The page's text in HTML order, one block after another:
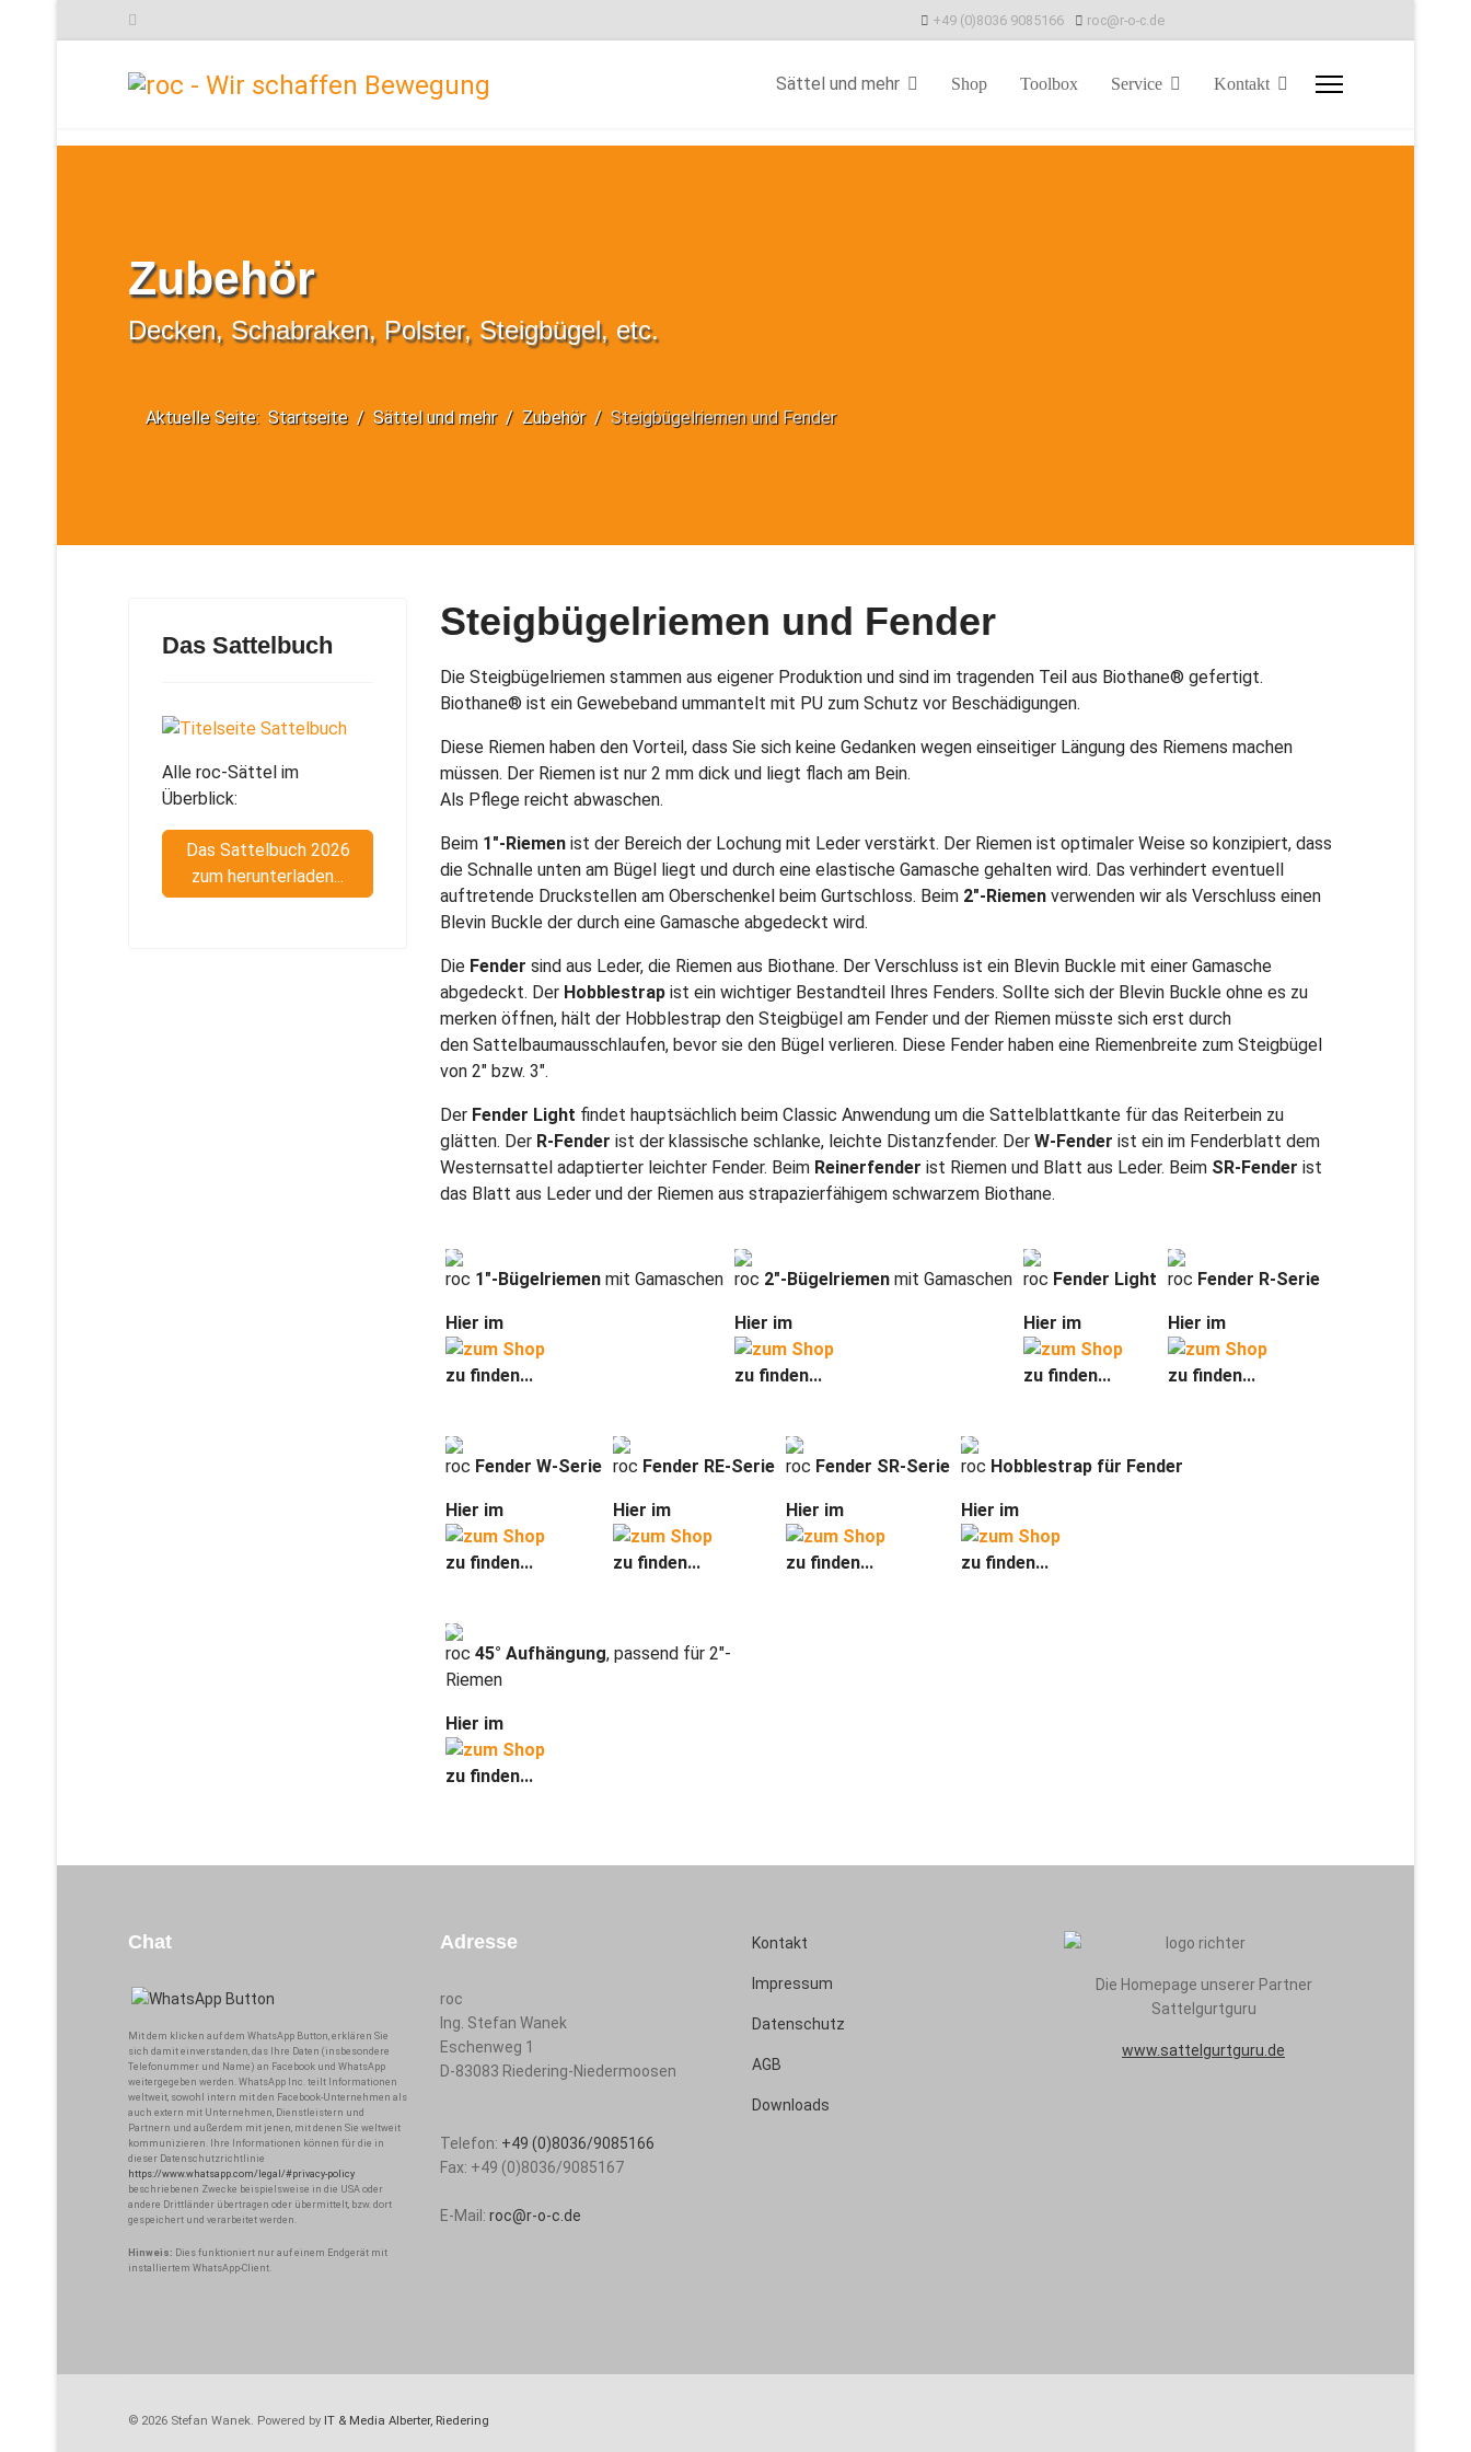
+49 (0)8036 9085166 roc@r-o-c.de
Sättel und mehr Shop Toolbox Service Kontakt
Zubehör
Decken, Schabraken, Polster, Steigbügel, etc.
Aktuelle Seite: Startseite Sättel und mehr Zubehör Steigbügelriemen und Fender
Das Sattelbuch
Alle roc-Sättel im
Überblick:
Das Sattelbuch 2026
zum herunterladen...
Steigbügelriemen und Fender
Die Steigbügelriemen stammen aus eigener Produktion und sind im tragenden Teil aus Biothane® gefertigt.
Biothane® ist ein Gewebeband ummantelt mit PU zum Schutz vor Beschädigungen.
Diese Riemen haben den Vorteil, dass Sie sich keine Gedanken wegen einseitiger Längung des Riemens machen
müssen. Der Riemen ist nur 2 mm dick und liegt flach am Bein.
Als Pflege reicht abwaschen.
Beim 1″-Riemen ist der Bereich der Lochung mit Leder verstärkt. Der Riemen ist optimaler Weise so konzipiert, dass
die Schnalle unten am Bügel liegt und durch eine elastische Gamasche gehalten wird. Das verhindert eventuell
auftretende Druckstellen am Oberschenkel beim Gurtschloss. Beim 2″-Riemen verwenden wir als Verschluss einen
Blevin Buckle der durch eine Gamasche abgedeckt wird.
Die Fender sind aus Leder, die Riemen aus Biothane. Der Verschluss ist ein Blevin Buckle mit einer Gamasche
abgedeckt. Der Hobblestrap ist ein wichtiger Bestandteil Ihres Fenders. Sollte sich der Blevin Buckle ohne es zu
merken öffnen, hält der Hobblestrap den Steigbügel am Fender und der Riemen müsste sich erst durch
den Sattelbaumausschlaufen, bevor sie den Bügel verlieren. Diese Fender haben eine Riemenbreite zum Steigbügel
von 2″ bzw. 3".
Der Fender Light findet hauptsächlich beim Classic Anwendung um die Sattelblattkante für das Reiterbein zu
glätten. Der R-Fender ist der klassische schlanke, leichte Distanzfender. Der W-Fender ist ein im Fenderblatt dem
Westernsattel adaptierter leichter Fender. Beim Reinerfender ist Riemen und Blatt aus Leder. Beim SR-Fender ist
das Blatt aus Leder und der Riemen aus strapazierfähigem schwarzem Biothane.
roc 1″-Bügelriemen mit Gamaschen
Hier im
zu finden...
roc 2″-Bügelriemen mit Gamaschen
Hier im
zu finden...
roc Fender Light
Hier im
zu finden...
roc Fender R-Serie
Hier im
zu finden...
roc Fender W-Serie
Hier im
zu finden...
roc Fender RE-Serie
Hier im
zu finden...
roc Fender SR-Serie
Hier im
zu finden...
roc Hobblestrap für Fender
Hier im
zu finden...
roc 45° Aufhängung, passend für 2″-
Riemen
Hier im
zu finden...
Chat
Mit dem klicken auf dem WhatsApp Button, erklären Sie
sich damit einverstanden, das Ihre Daten (insbesondere
Telefonummer und Name) an Facebook und WhatsApp
weitergegeben werden. WhatsApp Inc. teilt Informationen
weltweit, sowohl intern mit den Facebook-Unternehmen als
auch extern mit Unternehmen, Dienstleistern und
Partnern und außerdem mit jenen, mit denen Sie weltweit
kommunizieren. Ihre Informationen können für die in
dieser Datenschutzrichtlinie
https://www.whatsapp.com/legal/#privacy-policy
beschriebenen Zwecke beispielsweise in die USA oder
andere Drittländer übertragen oder übermittelt, bzw. dort
gespeichert und verarbeitet werden.
Hinweis: Dies funktioniert nur auf einem Endgerät mit
installiertem WhatsApp-Client.
Adresse
roc
Ing. Stefan Wanek
Eschenweg 1
D-83083 Riedering-Niedermoosen
Telefon: +49 (0)8036/9085166
Fax: +49 (0)8036/9085167
E-Mail: roc@r-o-c.de
Kontakt
Impressum
Datenschutz
AGB
Downloads
Die Homepage unserer Partner
Sattelgurtguru
www.sattelgurtguru.de
© 2026 Stefan Wanek. Powered by IT & Media Alberter, Riedering